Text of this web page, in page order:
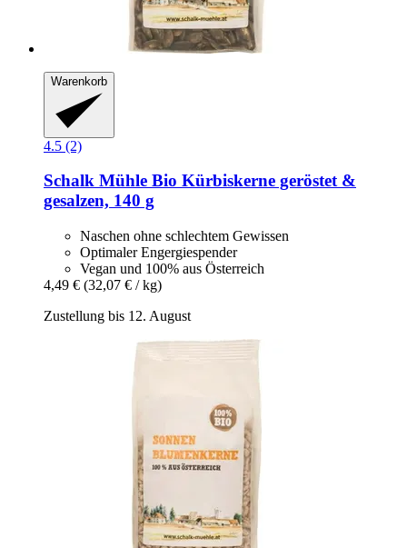
Warenkorb
4.5 (2)
Schalk Mühle Bio Kürbiskerne geröstet &
gesalzen, 140 g
Naschen ohne schlechtem Gewissen
Optimaler Engergiespender
Vegan und 100% aus Österreich
4,49 € (32,07 € / kg)
Zustellung bis 12. August